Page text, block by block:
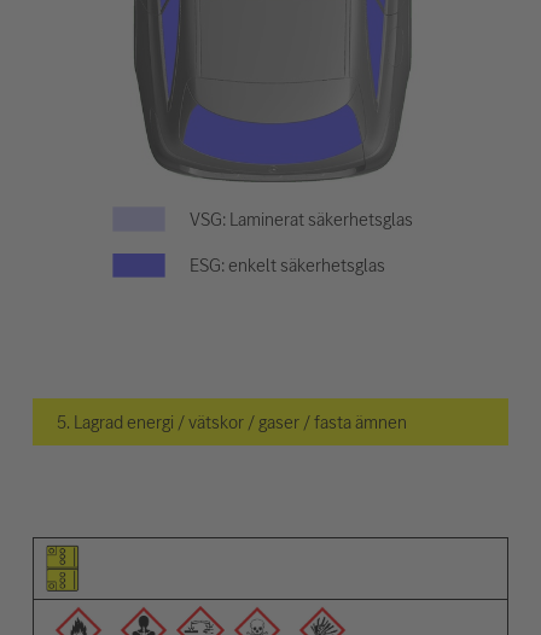
VSG: Laminerat säkerhetsglas
ESG: enkelt säkerhetsglas
5. Lagrad energi / vätskor / gaser / fasta ämnen
Piktogram för objektet
Piktogram för varningarna
Beskrivning